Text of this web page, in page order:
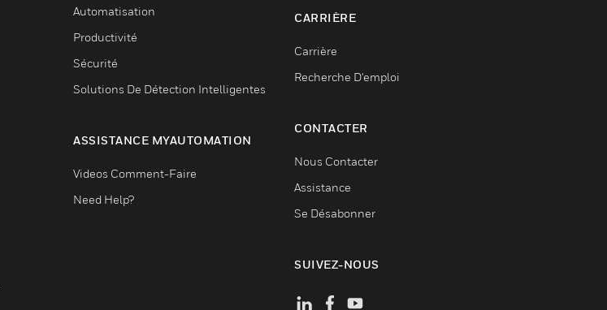
Automatisation
Productivité
Sécurité
Solutions De Détection Intelligentes
ASSISTANCE MYAUTOMATION
Videos Comment-Faire
Need Help?
CARRIÈRE
Carrière
Recherche D'emploi
CONTACTER
Nous Contacter
Assistance
Se Désabonner
SUIVEZ-NOUS